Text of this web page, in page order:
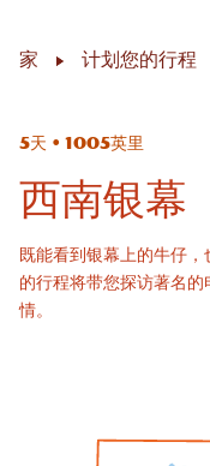
家 计划您的行程
5天 • 1005英里
西南银幕
既能看到银幕上的牛仔
的行程将带您探访著名
情。